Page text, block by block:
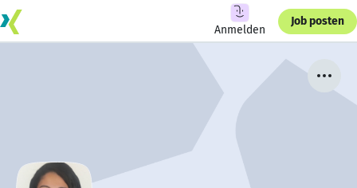
Anmelden
Job posten